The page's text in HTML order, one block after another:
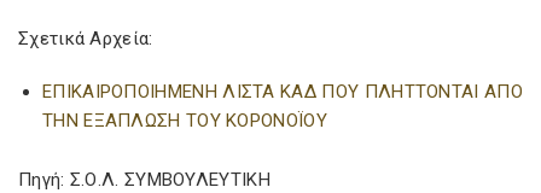
Σχετικά Αρχεία:
ΕΠΙΚΑΙΡΟΠΟΙΗΜΕΝΗ ΛΙΣΤΑ ΚΑΔ ΠΟΥ ΠΛΗΤΤΟΝΤΑΙ ΑΠΟ
ΤΗΝ ΕΞΑΠΛΩΣΗ ΤΟΥ ΚΟΡΟΝΟΪΟΥ
Πηγή: Σ.Ο.Λ. ΣΥΜΒΟΥΛΕΥΤΙΚΗ